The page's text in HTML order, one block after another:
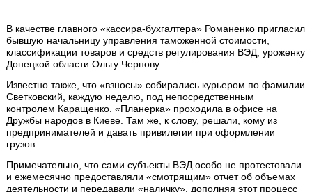
В качестве главного «кассира-бухгалтера» Романенко пригласил
бывшую начальницу управления таможенной стоимости,
классификации товаров и средств регулирования ВЭД, уроженку
Донецкой области Ольгу Чернову.
Известно также, что «взносы» собирались курьером по фамилии
Светковский, каждую неделю, под непосредственным
контролем Каращенко. «Планерка» проходила в офисе на
Дружбы народов в Киеве. Там же, к слову, решали, кому из
предпринимателей и давать привилегии при оформлении
грузов.
Примечательно, что сами субъекты ВЭД особо не протестовали
и ежемесячно предоставляли «смотрящим» отчет об объемах
деятельности и передавали «наличку», дополняя этот процесс